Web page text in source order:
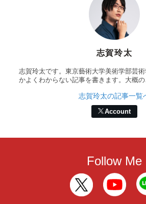
志賀玲太
志賀玲太です。東京藝術大学美術学部芸
かよくわからない記事を書きます。大概の
志賀玲太の記事一覧
Account
Follow Me